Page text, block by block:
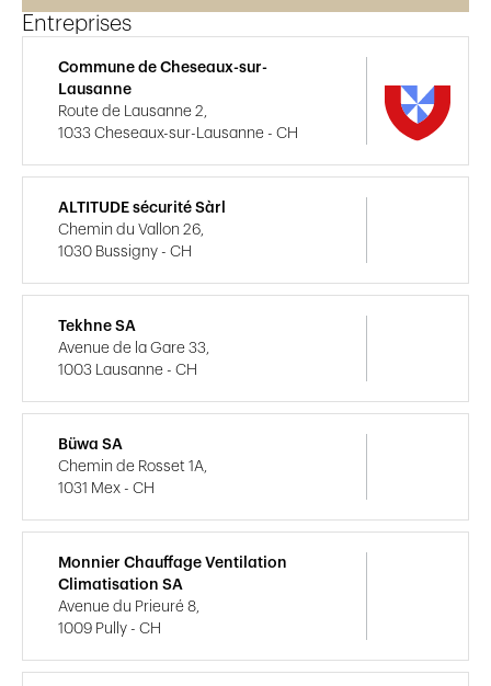
Entreprises
Commune de Cheseaux-sur-
Lausanne
Route de Lausanne 2,
1033 Cheseaux-sur-Lausanne - CH
ALTITUDE sécurité Sàrl
Chemin du Vallon 26,
1030 Bussigny - CH
Tekhne SA
Avenue de la Gare 33,
1003 Lausanne - CH
Büwa SA
Chemin de Rosset 1A,
1031 Mex - CH
Monnier Chauffage Ventilation
Climatisation SA
Avenue du Prieuré 8,
1009 Pully - CH